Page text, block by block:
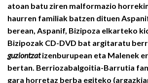
atoan batu ziren malformazio
haurren familiak batzen dituen
berean, Aspanif, Bizipoza elkarteko
Bizipozak CD-DVD bat argitaratu
guziontzatizenburupean eta Malenek
bertan. Berriozabalgoitia-Barrutia
gara horretaz berba egiteko